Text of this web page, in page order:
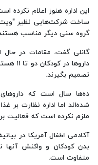
این اداره هنوز اعلام
ساخت شركت‌هایی نظیر "ویت"
گروه سنی دیگر مناسب
گانلی گفت، مقامات در حال
تصمیم بگیرند.
ده‌ها سال است كه
شده‌اند اما اداره نظارت بر
ملزم نكرده است كه فعالیت
آكادمی اطفال آمریكا در
بدن كودكان و واكنش آنها
متفاوت است.